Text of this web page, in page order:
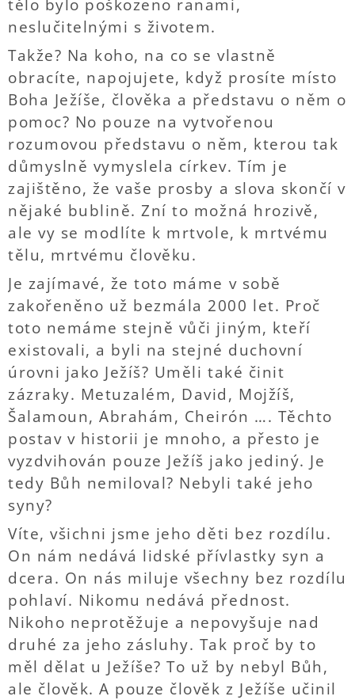
tělo bylo poškozeno ranami,
neslučitelnými s životem.
Takže? Na koho, na co se vlastně
obracíte, napojujete, když prosíte místo
Boha Ježíše, člověka a představu o něm o
pomoc? No pouze na vytvořenou
rozumovou představu o něm, kterou tak
důmyslně vymyslela církev. Tím je
zajištěno, že vaše prosby a slova skončí v
nějaké bublině. Zní to možná hrozivě,
ale vy se modlíte k mrtvole, k mrtvému
tělu, mrtvému člověku.
Je zajímavé, že toto máme v sobě
zakořeněno už bezmála 2000 let. Proč
toto nemáme stejně vůči jiným, kteří
existovali, a byli na stejné duchovní
úrovni jako Ježíš? Uměli také činit
zázraky. Metuzalém, David, Mojžíš,
Šalamoun, Abrahám, Cheirón …. Těchto
postav v historii je mnoho, a přesto je
vyzdvihován pouze Ježíš jako jediný. Je
tedy Bůh nemiloval? Nebyli také jeho
syny?
Víte, všichni jsme jeho děti bez rozdílu.
On nám nedává lidské přívlastky syn a
dcera. On nás miluje všechny bez rozdílu
pohlaví. Nikomu nedává přednost.
Nikoho neprotěžuje a nepovyšuje nad
druhé za jeho zásluhy. Tak proč by to
měl dělat u Ježíše? To už by nebyl Bůh,
ale člověk. A pouze člověk z Ježíše učinil